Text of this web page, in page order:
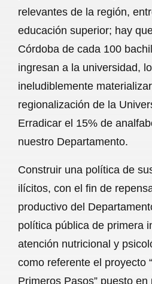
relevantes de la región,
educación superior; hay
Córdoba de cada 100
ingresan a la universidad,
ineludiblemente
regionalización de la
Erradicar el 15% de
nuestro Departamento.
Construir una política de
ilícitos, con el fin de
productivo del
política pública de primera
atención nutricional y
como referente el proyecto
Primeros Pasos” puesto en